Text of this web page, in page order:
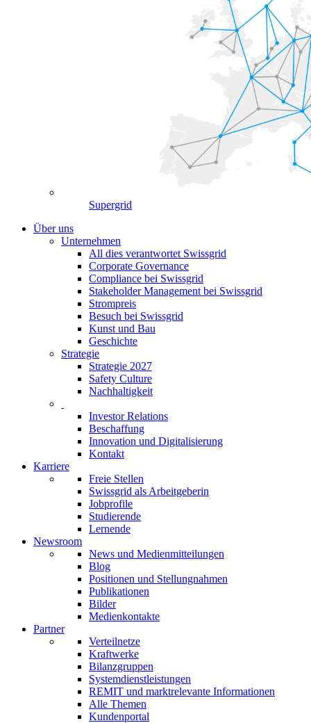
Supergrid
Über uns
Unternehmen
All dies verantwortet Swissgrid
Corporate Governance
Compliance bei Swissgrid
Stakeholder Management bei Swissgrid
Strompreis
Besuch bei Swissgrid
Kunst und Bau
Geschichte
Strategie
Strategie 2027
Safety Culture
Nachhaltigkeit
Investor Relations
Beschaffung
Innovation und Digitalisierung
Kontakt
Karriere
Freie Stellen
Swissgrid als Arbeitgeberin
Jobprofile
Studierende
Lernende
Newsroom
News und Medienmitteilungen
Blog
Positionen und Stellungnahmen
Publikationen
Bilder
Medienkontakte
Partner
Verteilnetze
Kraftwerke
Bilanzgruppen
Systemdienstleistungen
REMIT und marktrelevante Informationen
Alle Themen
Kundenportal